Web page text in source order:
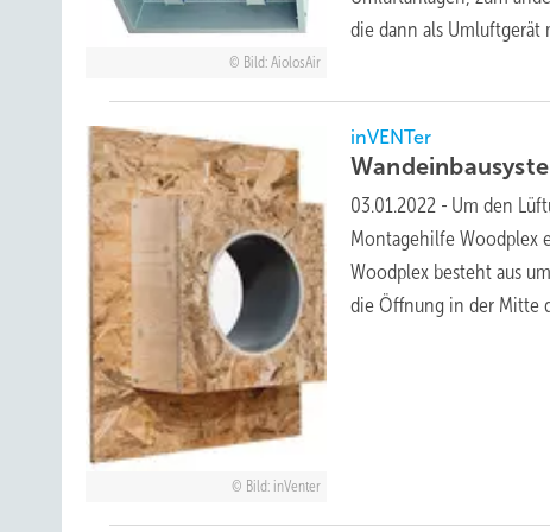
Bild: AiolosAir
die dann als Umluftgerät
Bild: inVenter
inVENTer
03.01.2022 - Um den
Montagehilfe Woodplex
Woodplex besteht aus
die Öffnung in der Mitte